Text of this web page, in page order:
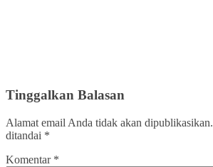
Tinggalkan Balasan
Alamat email Anda tidak akan dipublikasikan.
ditandai *
Komentar *